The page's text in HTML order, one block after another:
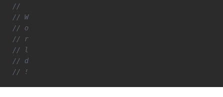
//
// W
// o
// r
// l
// d
// !